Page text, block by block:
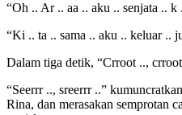
“Oh .. Ar .. aa .. aku .. senjata ..
“Ki .. ta .. sama .. aku .. keluar ..
Dalam tiga detik, “Crroot ..,
“Seerrr .., sreerrr ..”
Rina, dan merasakan semprotan